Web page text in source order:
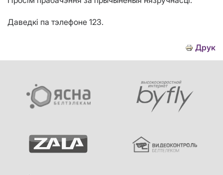
Даведкі па тэлефоне 123.
Друк